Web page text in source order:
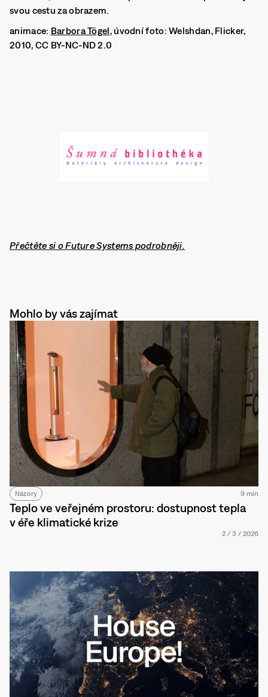
svou cestu za obrazem.
animace: Barbora Tögel, úvodní foto: Welshdan, Flicker,
2010, CC BY-NC-ND 2.0
Přečtěte si o Future Systems podrobněji.
Mohlo by vás zajímat
Názory 9 min
Teplo ve veřejném prostoru: dostupnost tepla
v éře klimatické krize
2 / 3 / 2026